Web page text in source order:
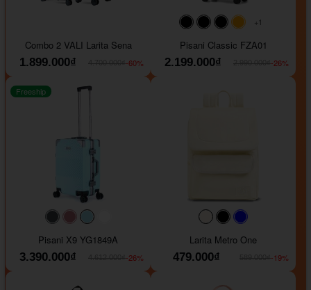
Combo 2 VALI Larita Sena
1.899.000₫
-60%
#000000#000000
#000000
#ffa500
+1
Pisani Classic FZA01
2.199.000₫
-26%
#40454a#b76e79
#9ad8e7
Freeship
Pisani X9 YG1849A
3.390.000₫
-26%
#faf0e6#000000
Larita Metro One
479.000₫
-19%